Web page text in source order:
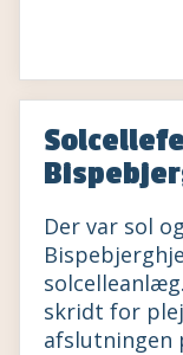
Der var sol
skridt for
afslutningen